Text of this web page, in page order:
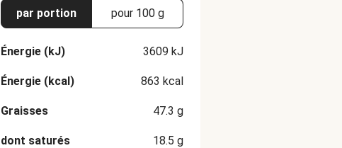
par portion pour 100 g
Énergie (kJ) 3609 kJ
Énergie (kcal) 863 kcal
Graisses 47.3 g
dont saturés 18.5 g